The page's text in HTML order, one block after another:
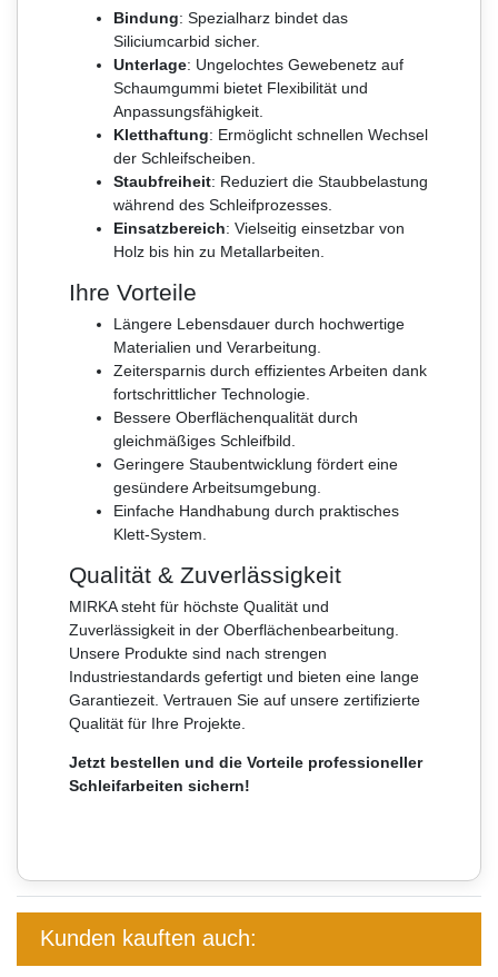
Bindung: Spezialharz bindet das
Siliciumcarbid sicher.
Unterlage: Ungelochtes Gewebenetz auf
Schaumgummi bietet Flexibilität und
Anpassungsfähigkeit.
Kletthaftung: Ermöglicht schnellen Wechsel
der Schleifscheiben.
Staubfreiheit: Reduziert die Staubbelastung
während des Schleifprozesses.
Einsatzbereich: Vielseitig einsetzbar von
Holz bis hin zu Metallarbeiten.
Ihre Vorteile
Längere Lebensdauer durch hochwertige
Materialien und Verarbeitung.
Zeitersparnis durch effizientes Arbeiten dank
fortschrittlicher Technologie.
Bessere Oberflächenqualität durch
gleichmäßiges Schleifbild.
Geringere Staubentwicklung fördert eine
gesündere Arbeitsumgebung.
Einfache Handhabung durch praktisches
Klett-System.
Qualität & Zuverlässigkeit
MIRKA steht für höchste Qualität und
Zuverlässigkeit in der Oberflächenbearbeitung.
Unsere Produkte sind nach strengen
Industriestandards gefertigt und bieten eine lange
Garantiezeit. Vertrauen Sie auf unsere zertifizierte
Qualität für Ihre Projekte.
Jetzt bestellen und die Vorteile professioneller
Schleifarbeiten sichern!
Kunden kauften auch: